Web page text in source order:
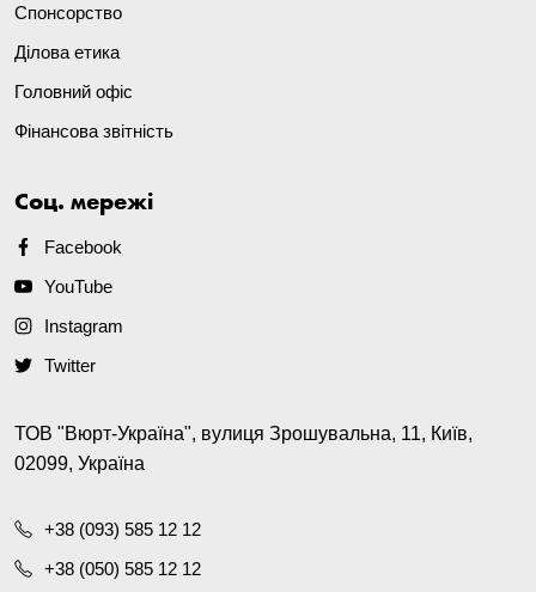
Спонсорство
Ділова етика
Головний офіс
Фінансова звітність
Соц. мережі
Facebook
YouTube
Instagram
Twitter
ТОВ "Вюрт-Україна", вулиця Зрошувальна, 11, Київ,
02099, Україна
+38 (093) 585 12 12
+38 (050) 585 12 12